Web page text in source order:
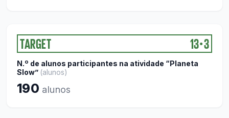
TARGET 13●3
N.º de alunos participantes na atividade “Planeta
Slow” (alunos)
190 alunos